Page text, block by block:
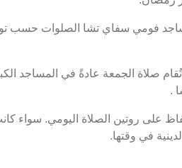
فومي سفاي تشا الصلوات حسب
الجمعة عادةً في المساجد
.
على روتين الصلاة اليومي. سواء
في وقتها.